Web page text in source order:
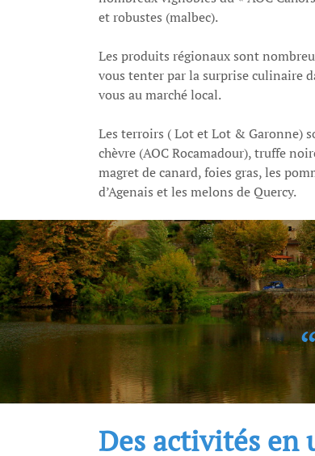
et robustes (malbec).
Les produits régionaux sont
vous tenter par la surprise culinaire
vous au marché local.
Les terroirs ( Lot et Lot & Garonne)
chèvre (AOC Rocamadour), truffe
magret de canard, foies gras, les
d’Agenais et les melons de Quercy.
Des activités en